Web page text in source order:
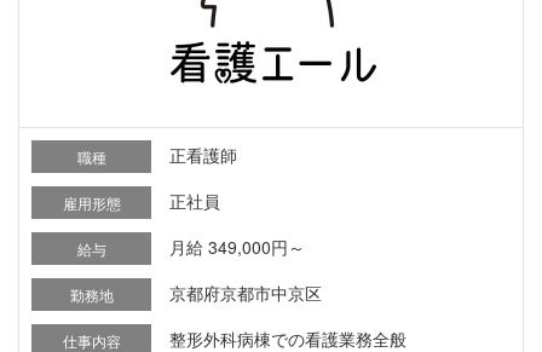
職種 正看護師
雇用形態 正社員
給与 月給 349,000円～
勤務地 京都府京都市中京区
仕事内容 整形外科病棟での看護業務全般